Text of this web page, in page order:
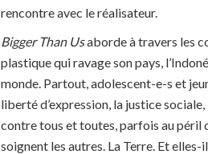
rencontre avec le réalisateur.
Bigger Than Usaborde à travers les
plastique qui ravage son pays,
monde. Partout, adolescent-e-s et
liberté d’expression, la justice sociale,
contre tous et toutes, parfois au péril
soignent les autres. La Terre. Et